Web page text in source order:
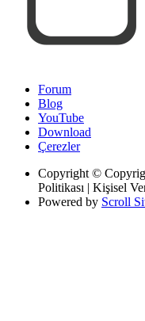
Forum
Blog
YouTube
Download
Çerezler
Copyright ©
Politikası | Kişisel
Powered by Scroll